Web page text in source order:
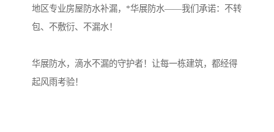
地区专业房屋防水补漏，*华展防水——我们承诺：不转
包、不敷衍、不漏水！
华展防水，滴水不漏的守护者！让每一栋建筑，都经得
起风雨考验！